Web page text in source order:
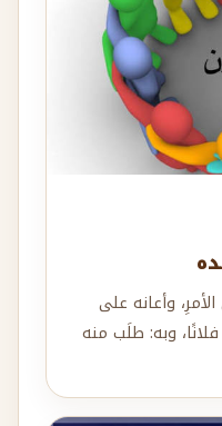
وأعانه على
وبه: طلَب منه